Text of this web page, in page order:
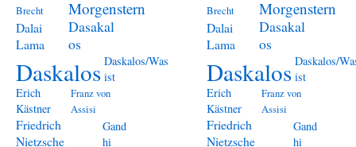
Brecht
Morgenstern
Dalai
Lama
Dasakal
os
Daskalos Daskalos/Was
ist
Erich
Kästner
Franz von
Assisi
Friedrich
Nietzsche
Gand
hi
Brecht
Morgenstern
Dalai
Lama
Dasakal
os
Daskalos Daskalos/
ist
Erich
Kästner
Franz von
Assisi
Friedrich
Nietzsche
Gand
hi